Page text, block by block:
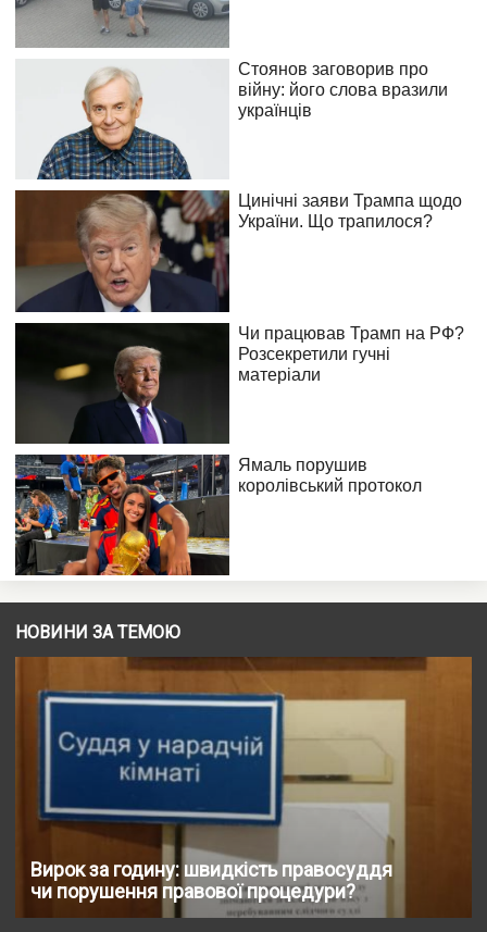
НОВИНИ ЗА ТЕМОЮ
Вирок за годину: швидкість правосуддя
чи порушення правової процедури?